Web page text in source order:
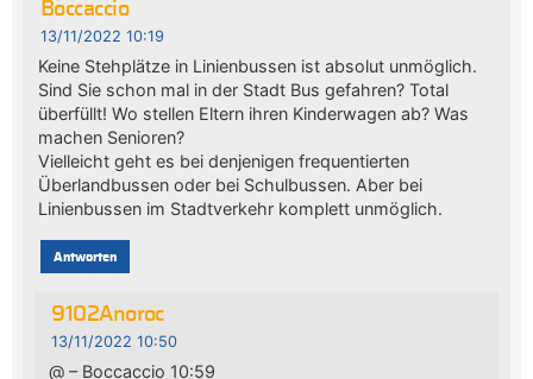
Boccaccio
13/11/2022 10:19
Keine Stehplätze in Linienbussen ist absolut unmöglich.
Sind Sie schon mal in der Stadt Bus gefahren? Total
überfüllt! Wo stellen Eltern ihren Kinderwagen ab? Was
machen Senioren?
Vielleicht geht es bei denjenigen frequentierten
Überlandbussen oder bei Schulbussen. Aber bei
Linienbussen im Stadtverkehr komplett unmöglich.
Antworten
9102Anoroc
13/11/2022 10:50
@ – Boccaccio 10:59